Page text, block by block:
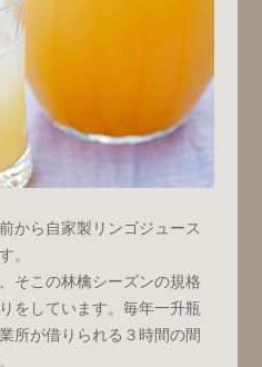
から自家製リンゴジュース
。
そこの林檎シーズンの規格
をしています。毎年一升瓶
所が借りられる３時間の間